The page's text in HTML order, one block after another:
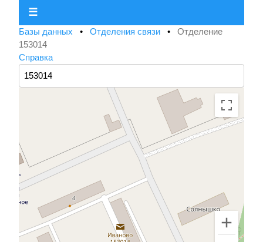
☰
Базы данных • Отделения связи • Отделение
153014
Справка